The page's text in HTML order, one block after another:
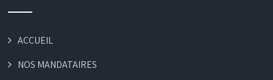
ACCUEIL
NOS MANDATAIRES